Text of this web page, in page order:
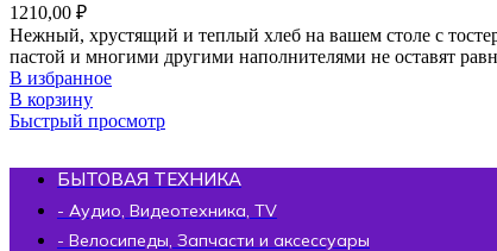
1210,00 ₽
Нежный, хрустящий и теплый хлеб на вашем столе с
пастой и многими другими наполнителями не оставят
В избранное
В корзину
Быстрый просмотр
БЫТОВАЯ ТЕХНИКА
- Аудио, Видеотехника, TV
- Велосипеды, Запчасти и аксессуары